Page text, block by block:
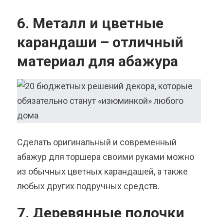
6. Металл и цветные
карандаши – отличный
материал для абажура
Сделать оригинальный и современный
абажур для торшера своими руками можно
из обычных цветных карандашей, а также
любых других подручных средств.
7. Деревянные полочки